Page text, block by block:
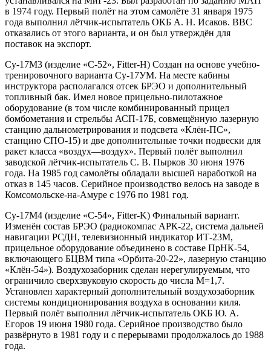
в 1974 году. Первый полёт на этом самолёте 31 января 1975
года выполнил лётчик-испытатель ОКБ А. Н. Исаков. ВВС
отказались от этого варианта, и он был утверждён для
поставок на экспорт.
Су-17М3 (изделие «С-52», Fitter-H) Создан на основе учебно-
тренировочного варианта Су-17УМ. На месте кабины
инструктора располагался отсек БРЭО и дополнительный
топливный бак. Имел новое прицельно-пилотажное
оборудование (в том числе комбинированный прицел
бомбометания и стрельбы АСП-17Б, совмещённую лазерную
станцию дальнометрирования и подсвета «Клён-ПС»,
станцию СПО-15) и две дополнительные точки подвески для
ракет класса «воздух—воздух». Первый полёт выполнил
заводской лётчик-испытатель С. В. Пырков 30 июня 1976
года. На 1985 год самолёты обладали высшей наработкой на
отказ в 145 часов. Серийное производство велось на заводе в
Комсомольске-на-Амуре с 1976 по 1981 год.
Су-17М4 (изделие «С-54», Fitter-K) Финальный вариант.
Изменён состав БРЭО (радиокомпас АРК-22, система дальней
навигации РСДН, телевизионный индикатор ИТ-23М,
прицельное оборудование объединено в составе ПрНК-54,
включающего БЦВМ типа «Орбита-20-22», лазерную станцию
«Клён-54»). Воздухозаборник сделан нерегулируемым, что
ограничило сверхзвуковую скорость до числа М=1,7.
Установлен характерный дополнительный воздухозаборник
системы кондиционирования воздуха в основании киля.
Первый полёт выполнил лётчик-испытатель ОКБ Ю. А.
Егоров 19 июня 1980 года. Серийное производство было
развёрнуто в 1981 году и с перерывами продолжалось до 1988
года.